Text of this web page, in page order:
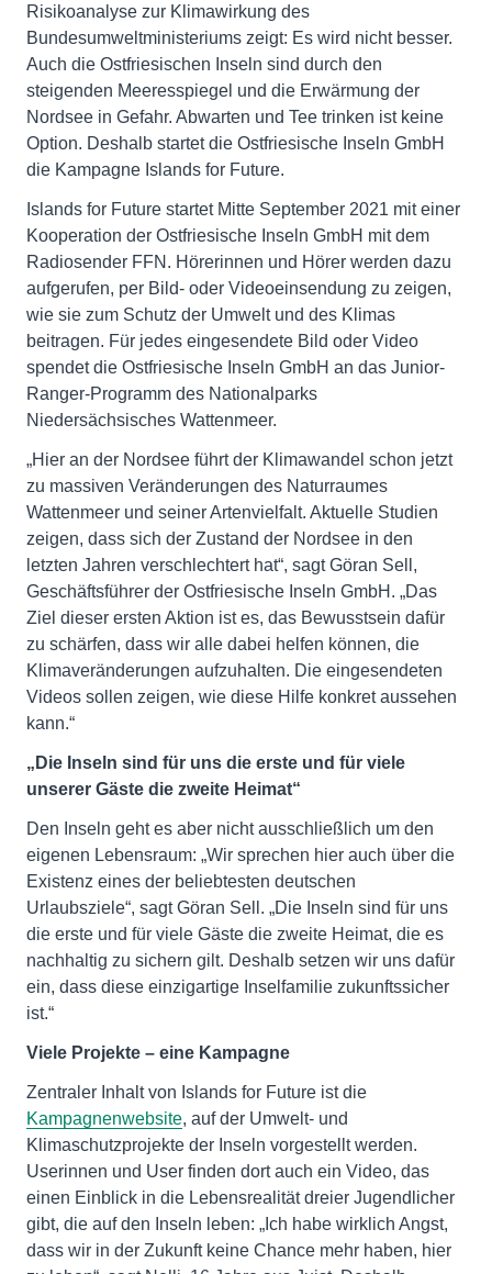
Risikoanalyse zur Klimawirkung des
Bundesumweltministeriums zeigt: Es wird nicht besser.
Auch die Ostfriesischen Inseln sind durch den
steigenden Meeresspiegel und die Erwärmung der
Nordsee in Gefahr. Abwarten und Tee trinken ist keine
Option. Deshalb startet die Ostfriesische Inseln GmbH
die Kampagne Islands for Future.
Islands for Future startet Mitte September 2021 mit einer
Kooperation der Ostfriesische Inseln GmbH mit dem
Radiosender FFN. Hörerinnen und Hörer werden dazu
aufgerufen, per Bild- oder Videoeinsendung zu zeigen,
wie sie zum Schutz der Umwelt und des Klimas
beitragen. Für jedes eingesendete Bild oder Video
spendet die Ostfriesische Inseln GmbH an das Junior-
Ranger-Programm des Nationalparks
Niedersächsisches Wattenmeer.
„Hier an der Nordsee führt der Klimawandel schon jetzt
zu massiven Veränderungen des Naturraumes
Wattenmeer und seiner Artenvielfalt. Aktuelle Studien
zeigen, dass sich der Zustand der Nordsee in den
letzten Jahren verschlechtert hat“, sagt Göran Sell,
Geschäftsführer der Ostfriesische Inseln GmbH. „Das
Ziel dieser ersten Aktion ist es, das Bewusstsein dafür
zu schärfen, dass wir alle dabei helfen können, die
Klimaveränderungen aufzuhalten. Die eingesendeten
Videos sollen zeigen, wie diese Hilfe konkret aussehen
kann.“
„Die Inseln sind für uns die erste und für viele
unserer Gäste die zweite Heimat“
Den Inseln geht es aber nicht ausschließlich um den
eigenen Lebensraum: „Wir sprechen hier auch über die
Existenz eines der beliebtesten deutschen
Urlaubsziele“, sagt Göran Sell. „Die Inseln sind für uns
die erste und für viele Gäste die zweite Heimat, die es
nachhaltig zu sichern gilt. Deshalb setzen wir uns dafür
ein, dass diese einzigartige Inselfamilie zukunftssicher
ist.“
Viele Projekte – eine Kampagne
Zentraler Inhalt von Islands for Future ist die
Kampagnenwebsite, auf der Umwelt- und
Klimaschutzprojekte der Inseln vorgestellt werden.
Userinnen und User finden dort auch ein Video, das
einen Einblick in die Lebensrealität dreier Jugendlicher
gibt, die auf den Inseln leben: „Ich habe wirklich Angst,
dass wir in der Zukunft keine Chance mehr haben, hier